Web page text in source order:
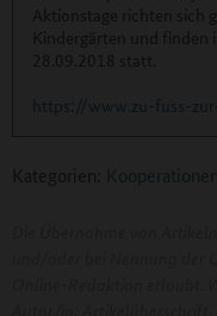
https://www.zu-fuss-
Kategorien: Kooperationen